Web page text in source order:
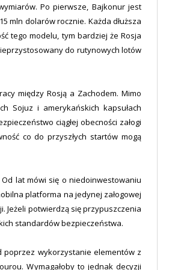
Po pierwsze, Bajkonur jest
mln dolarów rocznie. Każda dłuższa
tego modelu, tym bardziej że Rosja
do rutynowych lotów
między Rosją a Zachodem. Mimo
Sojuz i amerykańskich kapsułach
ciągłej obecności załogi
co do przyszłych startów mogą
lat mówi się o niedoinwestowaniu
platforma na jedynej załogowej
Jeżeli potwierdzą się przypuszczenia
standardów bezpieczeństwa.
poprzez wykorzystanie elementów z
Wymagałoby to jednak decyzji